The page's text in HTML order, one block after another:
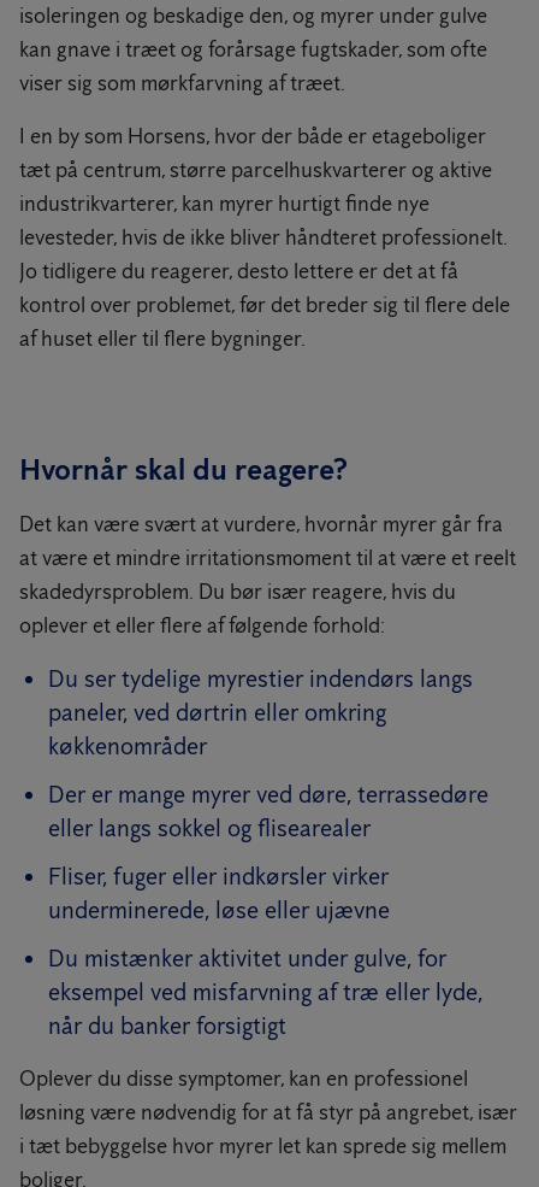
isoleringen og beskadige den, og myrer under gulve
kan gnave i træet og forårsage fugtskader, som ofte
viser sig som mørkfarvning af træet.
I en by som Horsens, hvor der både er etageboliger
tæt på centrum, større parcelhuskvarterer og aktive
industrikvarterer, kan myrer hurtigt finde nye
levesteder, hvis de ikke bliver håndteret professionelt.
Jo tidligere du reagerer, desto lettere er det at få
kontrol over problemet, før det breder sig til flere dele
af huset eller til flere bygninger.
Hvornår skal du reagere?
Det kan være svært at vurdere, hvornår myrer går fra
at være et mindre irritationsmoment til at være et reelt
skadedyrsproblem. Du bør især reagere, hvis du
oplever et eller flere af følgende forhold:
Du ser tydelige myrestier indendørs langs
paneler, ved dørtrin eller omkring
køkkenområder
Der er mange myrer ved døre, terrassedøre
eller langs sokkel og flisearealer
Fliser, fuger eller indkørsler virker
underminerede, løse eller ujævne
Du mistænker aktivitet under gulve, for
eksempel ved misfarvning af træ eller lyde,
når du banker forsigtigt
Oplever du disse symptomer, kan en professionel
løsning være nødvendig for at få styr på angrebet, især
i tæt bebyggelse hvor myrer let kan sprede sig mellem
boliger.